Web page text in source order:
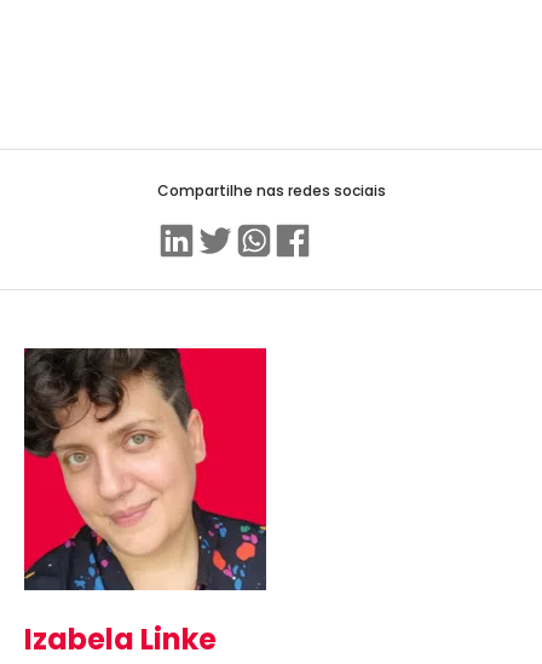
Compartilhe nas redes sociais
LinkedinTwitterWhatsApp
Facebook
Izabela Linke